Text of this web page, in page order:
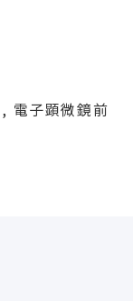
, 電子顕微鏡前